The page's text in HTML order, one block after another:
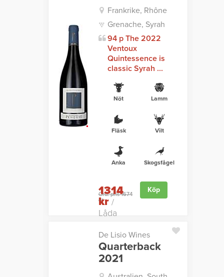
Frankrike, Rhône
Grenache, Syrah
94 p The 2022
Ventoux
Quintessence is
classic Syrah ...
Nöt Lamm
Fläsk Vilt
Anka Skogsfågel
Ord. pris 1674
kr
1314
kr/
Låda
Köp
De Lisio Wines
Quarterback
2021